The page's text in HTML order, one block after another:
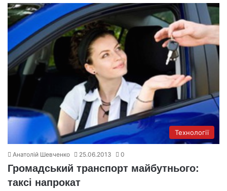
Технології
Анатолій Шевченко 25.06.2013 0
Громадський транспорт майбутнього:
таксі напрокат